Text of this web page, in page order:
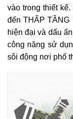
vào trong thiết
đến THẤP
hiện đại và dấu
công năng sử
sôi động nơi phố